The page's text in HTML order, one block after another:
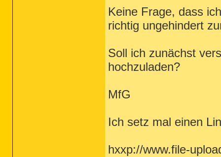
Keine Frage, dass
richtig ungehindert
Soll ich zunächst
hochzuladen?
MfG
Ich setz mal einen
hxxp://www.file-